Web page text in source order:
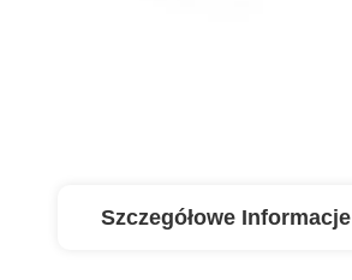
Szczegółowe Informacje